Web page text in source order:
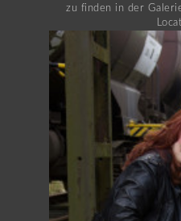
zu finden in der